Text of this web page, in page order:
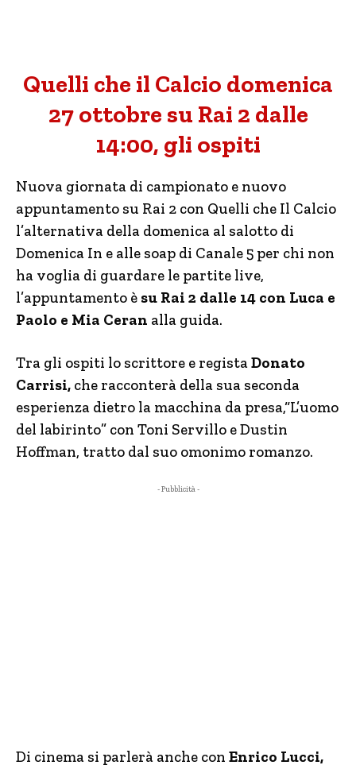
Quelli che il Calcio domenica
27 ottobre su Rai 2 dalle
14:00, gli ospiti
Nuova giornata di campionato e nuovo
appuntamento su Rai 2 con Quelli che Il Calcio
l’alternativa della domenica al salotto di
Domenica In e alle soap di Canale 5 per chi non
ha voglia di guardare le partite live,
l’appuntamento è su Rai 2 dalle 14 con Luca e
Paolo e Mia Ceran alla guida.
Tra gli ospiti lo scrittore e registaDonato
Carrisi, che racconterà della sua seconda
esperienza dietro la macchina da presa,“L’uomo
del labirinto” con Toni Servillo e Dustin
Hoffman, tratto dal suo omonimo romanzo.
- Pubblicità -
Di cinema si parlerà anche con Enrico Lucci,